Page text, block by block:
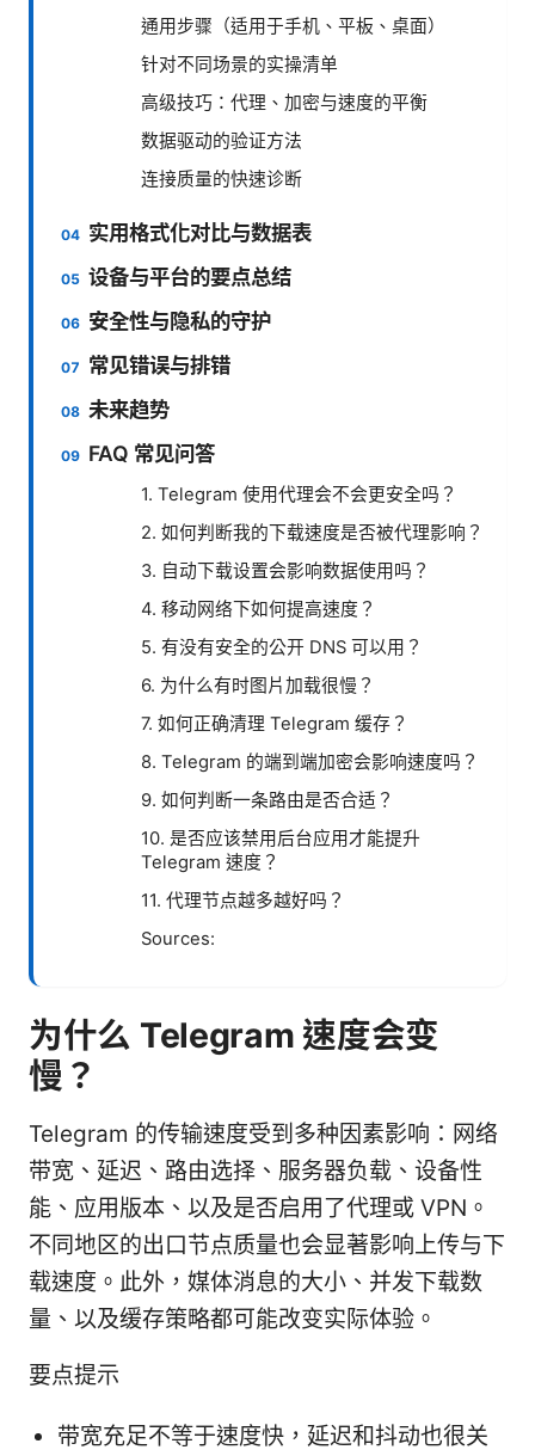
通用步骤（适用于手机、平板、桌面）
针对不同场景的实操清单
高级技巧：代理、加密与速度的平衡
数据驱动的验证方法
连接质量的快速诊断
实用格式化对比与数据表
设备与平台的要点总结
安全性与隐私的守护
常见错误与排错
未来趋势
FAQ 常见问答
1. Telegram 使用代理会不会更安全吗？
2. 如何判断我的下载速度是否被代理影响？
3. 自动下载设置会影响数据使用吗？
4. 移动网络下如何提高速度？
5. 有没有安全的公开 DNS 可以用？
6. 为什么有时图片加载很慢？
7. 如何正确清理 Telegram 缓存？
8. Telegram 的端到端加密会影响速度吗？
9. 如何判断一条路由是否合适？
10. 是否应该禁用后台应用才能提升
Telegram 速度？
11. 代理节点越多越好吗？
Sources:
为什么 Telegram 速度会变
慢？
Telegram 的传输速度受到多种因素影响：网络
带宽、延迟、路由选择、服务器负载、设备性
能、应用版本、以及是否启用了代理或 VPN。
不同地区的出口节点质量也会显著影响上传与下
载速度。此外，媒体消息的大小、并发下载数
量、以及缓存策略都可能改变实际体验。
要点提示
带宽充足不等于速度快，延迟和抖动也很关